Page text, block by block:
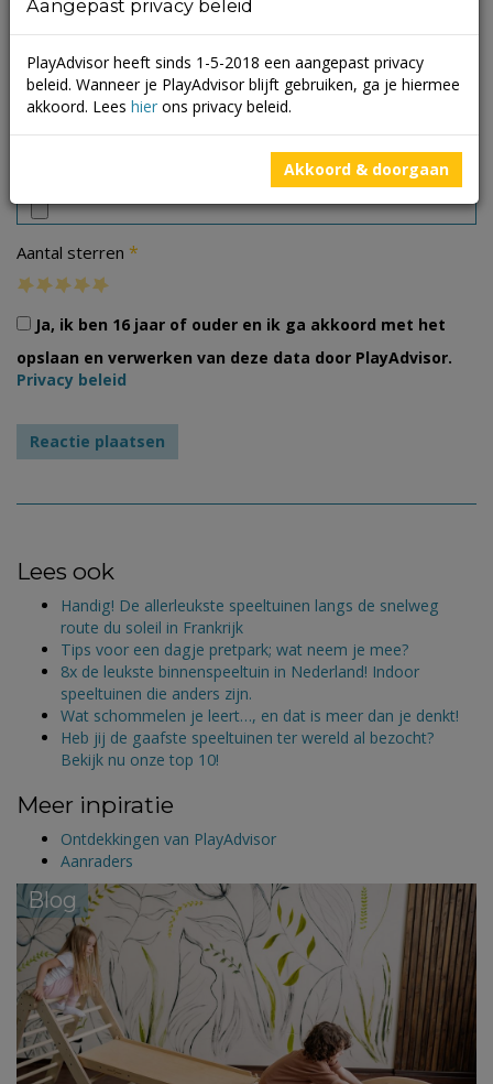
Aantal sterren *
Ja, ik ben 16 jaar of ouder en ik ga akkoord met het
opslaan en verwerken van deze data door PlayAdvisor.
Privacy beleid
Lees ook
Handig! De allerleukste speeltuinen langs de snelweg
route du soleil in Frankrijk
Tips voor een dagje pretpark; wat neem je mee?
8x de leukste binnenspeeltuin in Nederland! Indoor
speeltuinen die anders zijn.
Wat schommelen je leert…, en dat is meer dan je denkt!
Heb jij de gaafste speeltuinen ter wereld al bezocht?
Bekijk nu onze top 10!
Meer inpiratie
Ontdekkingen van PlayAdvisor
Aanraders
Blog
Aangepast privacy beleid
PlayAdvisor heeft sinds 1-5-2018 een aangepast privacy
beleid. Wanneer je PlayAdvisor blijft gebruiken, ga je hiermee
akkoord. Lees hier ons privacy beleid.
Akkoord & doorgaan